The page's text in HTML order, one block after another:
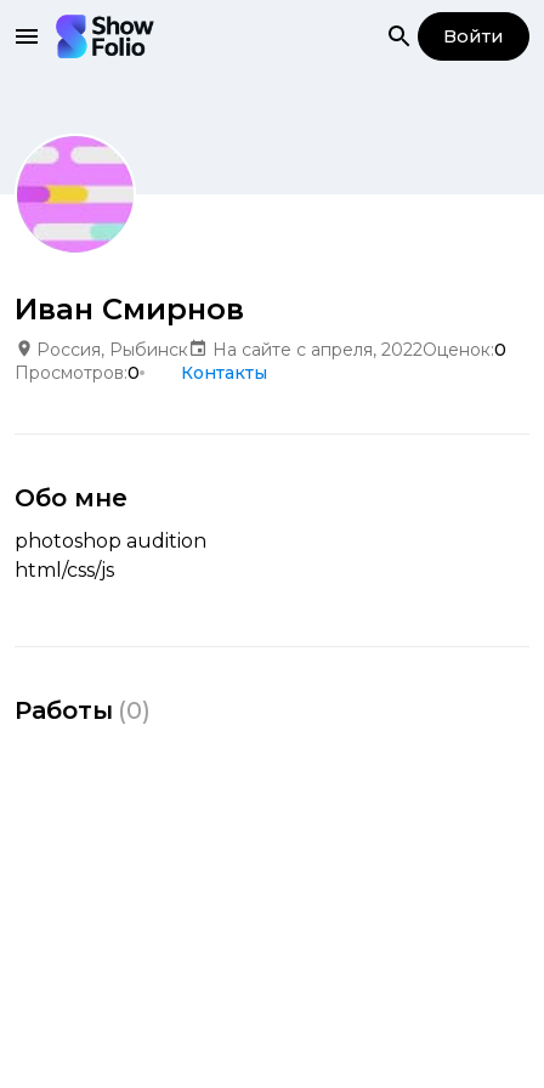
Войти
Иван Смирнов
Россия, Рыбинск На сайте с апреля, 2022Оценок:0
Просмотров:0 Контакты
Обо мне
photoshop audition
html/css/js
Работы (0)